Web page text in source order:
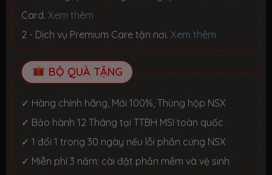
Card. Xem thêm
2 - Dịch vụ Premium Care tận nơi. Xem thêm
BỘ QUÀ TẶNG
✓ Hàng chính hãng, Mới 100%, Thùng hộp NSX
✓ Bảo hành 12 Tháng tại TTBH MSI toàn quốc
✓ 1 đổi 1 trong 30 ngày nếu lỗi phần cứng NSX
✓ Miễn phí 3 năm: cài đặt phần mềm và vệ sinh